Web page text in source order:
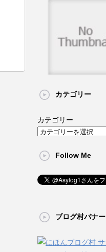
カテゴリー
カテゴリー
Follow Me
ブログ村バナー